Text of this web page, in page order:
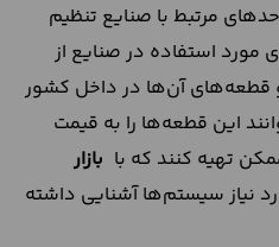
مرتبط با صنایع تنظیم
استفاده در صنایع از
قطعه‌های آن‌ها در داخل کشور
این قطعه‌ها را به قیمت
تهیه کنند که با بازار
نیاز سیستم‌ها آشنایی داشته